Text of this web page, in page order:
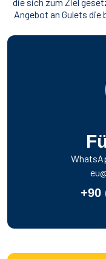
Angebot an Gulets
+90